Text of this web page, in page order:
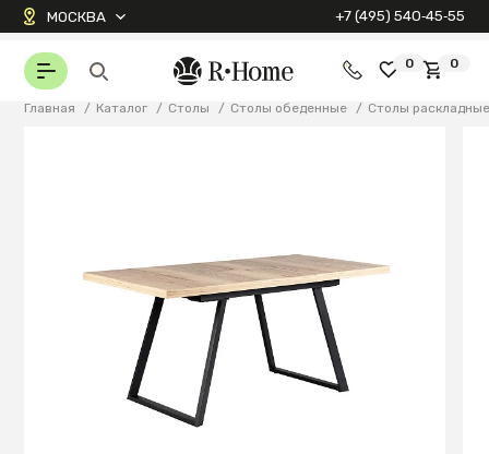
МОСКВА +7 (495) 540‑45‑55
0 0
Главная / Каталог / Столы / Столы обеденные / Столы